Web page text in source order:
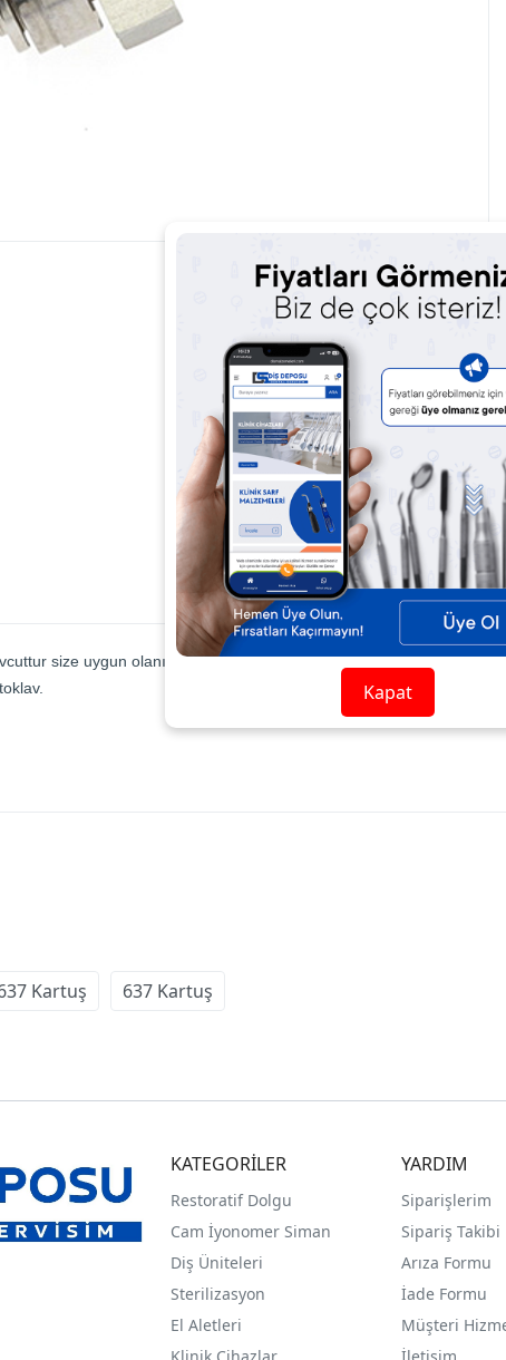
Ürün Açıklaması Ürün
size uygun olanı seçiniz. Yüksek Kaliteli Türbin rotorları kaliteli
Kartuş 637 Kartuş
KATEGORİLER
Restoratif Dolgu
Cam İyonomer Siman
Diş Üniteleri
Sterilizasyon
El Aletleri
Klinik Cihazlar
YARDIM
Siparişlerim
Sipariş Takibi
Arıza Formu
İade Formu
Müşteri
İletişim
Kapat